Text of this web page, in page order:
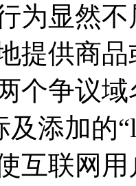
为显然
提供商
个争议
及添加的
互联网